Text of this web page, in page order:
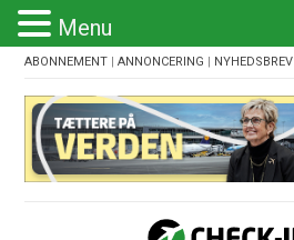
ABONNEMENT |ANNONCERING | NYHEDSBREV
Menu